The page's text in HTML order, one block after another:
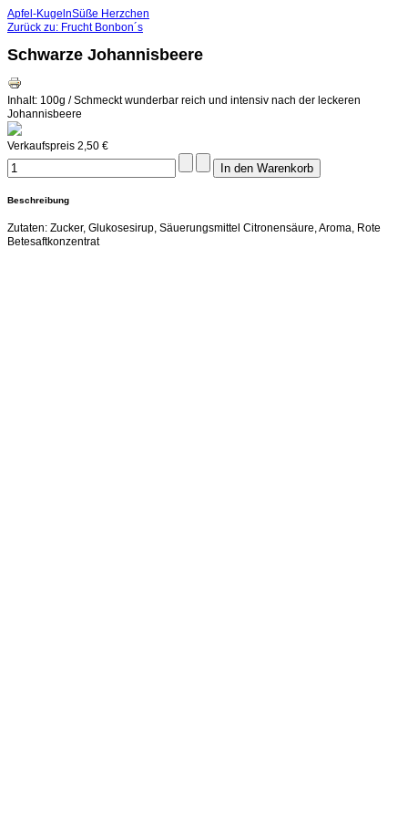
Apfel-KugelnSüße Herzchen
Zurück zu: Frucht Bonbon´s
Schwarze Johannisbeere
Inhalt: 100g / Schmeckt wunderbar reich und intensiv nach der leckeren
Johannisbeere
Verkaufspreis 2,50 €
Beschreibung
Zutaten: Zucker, Glukosesirup, Säuerungsmittel Citronensäure, Aroma, Rote
Betesaftkonzentrat